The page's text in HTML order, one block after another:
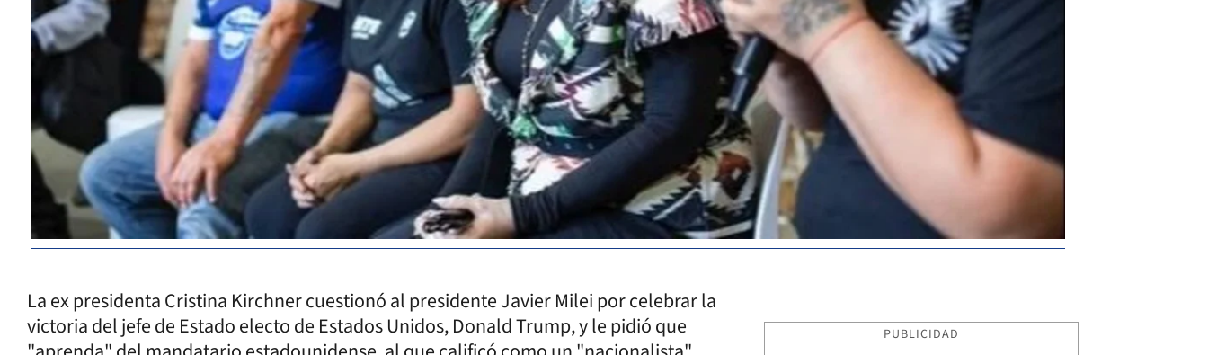
La ex presidenta Cristina Kirchner cuestionó al presidente Javier Milei por celebrar la
victoria del jefe de Estado electo de Estados Unidos, Donald Trump, y le pidió que
PUBLICIDAD